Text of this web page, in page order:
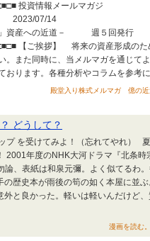
投資情報メールマガジ
14 イ意
の近道－ 週５回発行
【ご挨拶】 将来の資産形成のた
。また同時に、当メルマガを通じて
おります。各種分析やコラムを参考
殿堂入り株式メルマガ 億の
どうして？
プ を受けてみよ！（忘れてやれ）
2001年度のNHK大河ドラマ『北条時
論、表紙は和泉元彌。よく似てるわ
歴史本が雨後の筍の如く本屋に並
と良かった。軽いは軽いんだけど、
漫画を読む